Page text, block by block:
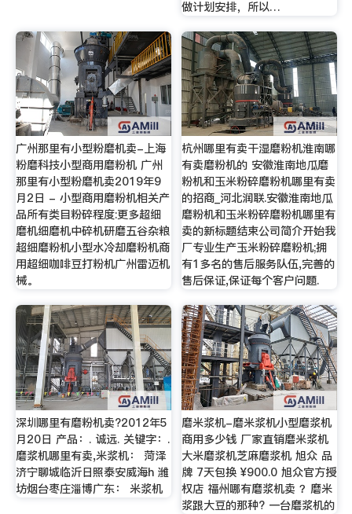
做计划安排，所以…
广州那里有小型粉磨机卖-上海
粉磨科技小型商用磨粉机 广州
那里有小型粉磨机卖2019年9
月2日 - 小型商用磨粉机相关产
品所有类目粉碎程度:更多超细
磨机细磨机中碎机研磨五谷杂粮
超细磨粉机小型水冷却磨粉机商
用超细咖啡豆打粉机广州雷迈机
械。
杭州哪里有卖干湿磨粉机淮南哪
有卖磨粉机的 安徽淮南地瓜磨
粉机和玉米粉碎磨粉机哪里有卖
的招商_河北润联.安徽淮南地瓜
磨粉机和玉米粉碎磨粉机哪里有
卖的新标题结束公司简介开始我
厂专业生产玉米粉碎磨粉机;拥
有1多名的售后服务队伍,完善的
售后保证,保证每个客户问题.
深圳哪里有磨粉机卖?2012年5
月20日 产品：. 诚远. 关键字：.
磨浆机哪里有卖,米浆机： 菏泽
济宁聊城临沂日照泰安威海h 潍
坊烟台枣庄淄博广东： 米浆机
磨米浆机-磨米浆机小型磨浆机
商用多少钱 厂家直销磨米浆机
大米磨浆机芝麻磨浆机 旭众 品
牌 7天包换 ¥900.0 旭众官方授
权店 福州哪有磨浆机卖 ？磨米
浆跟大豆的那种? 一台磨浆机的